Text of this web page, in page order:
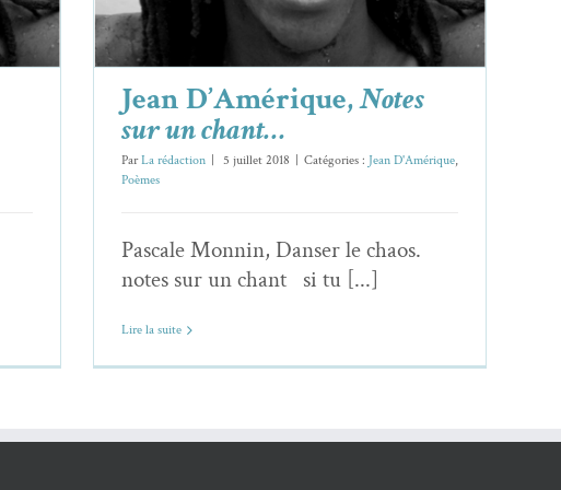
Jean D’Amérique,Notes
sur un chant…
ParLa rédaction 5 juillet 2018 Catégories : Jean D'Amérique,
Poèmes
Pascale Monnin, Danser le chaos.
notes sur un chant si tu [...]
Lire la suite